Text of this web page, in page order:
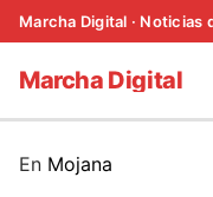
Marcha Digital
En Mojana